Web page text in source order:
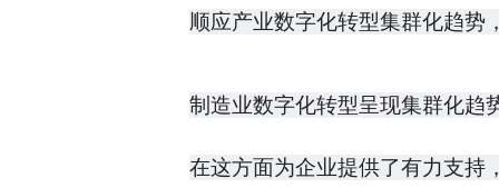
顺应产业数字化转型集群化趋势
制造业数字化转型呈现集群化趋
在这方面为企业提供了有力支持